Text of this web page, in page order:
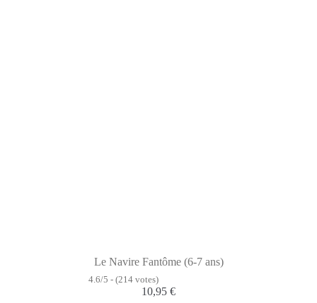
Le Navire Fantôme (6-7 ans)
4.6/5 - (214 votes)
10,95 €